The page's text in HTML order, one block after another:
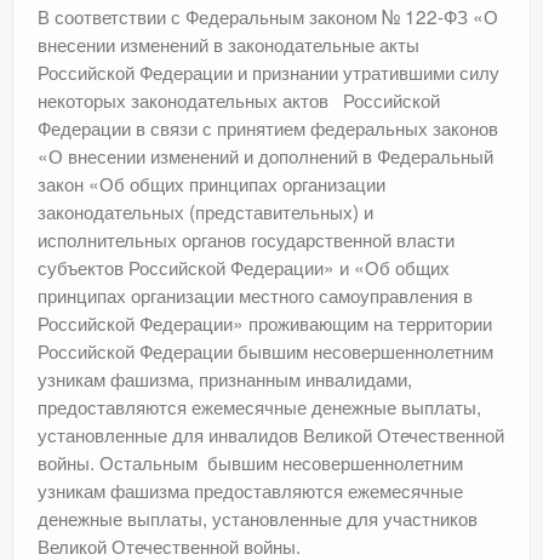
В соответствии с Федеральным законом № 122-ФЗ «О
внесении изменений в законодательные акты
Российской Федерации и признании утратившими силу
некоторых законодательных актов Российской
Федерации в связи с принятием федеральных законов
«О внесении изменений и дополнений в Федеральный
закон «Об общих принципах организации
законодательных (представительных) и
исполнительных органов государственной власти
субъектов Российской Федерации» и «Об общих
принципах организации местного самоуправления в
Российской Федерации» проживающим на территории
Российской Федерации бывшим несовершеннолетним
узникам фашизма, признанным инвалидами,
предоставляются ежемесячные денежные выплаты,
установленные для инвалидов Великой Отечественной
войны. Остальным бывшим несовершеннолетним
узникам фашизма предоставляются ежемесячные
денежные выплаты, установленные для участников
Великой Отечественной войны.